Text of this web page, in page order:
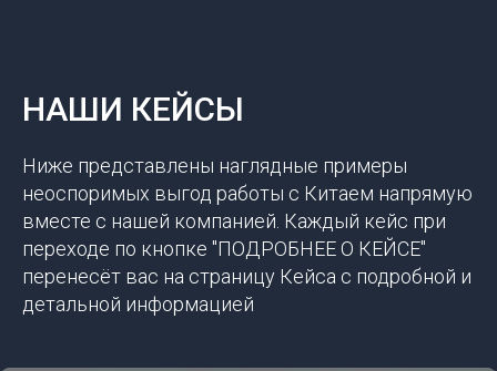
НАШИ КЕЙСЫ
Ниже представлены наглядные примеры
неоспоримых выгод работы с Китаем напрямую
вместе с нашей компанией. Каждый кейс при
переходе по кнопке "ПОДРОБНЕЕ О КЕЙСЕ"
перенесёт вас на страницу Кейса с подробной и
детальной информацией